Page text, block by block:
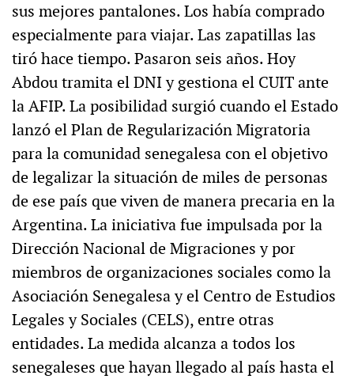
sus mejores pantalones. Los había comprado
especialmente para viajar. Las zapatillas las
tiró hace tiempo. Pasaron seis años. Hoy
Abdou tramita el DNI y gestiona el CUIT ante
la AFIP. La posibilidad surgió cuando el Estado
lanzó el Plan de Regularización Migratoria
para la comunidad senegalesa con el objetivo
de legalizar la situación de miles de personas
de ese país que viven de manera precaria en la
Argentina. La iniciativa fue impulsada por la
Dirección Nacional de Migraciones y por
miembros de organizaciones sociales como la
Asociación Senegalesa y el Centro de Estudios
Legales y Sociales (CELS), entre otras
entidades. La medida alcanza a todos los
senegaleses que hayan llegado al país hasta el